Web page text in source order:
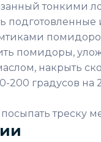
тонкими
подготовленные
помидоры,
накрыть
200 градусов на
треску